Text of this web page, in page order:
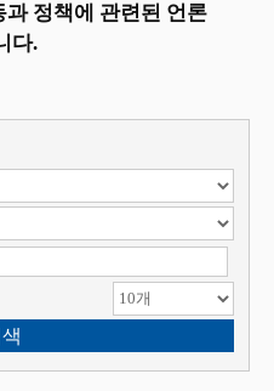
정책에 관련된 언론
다.